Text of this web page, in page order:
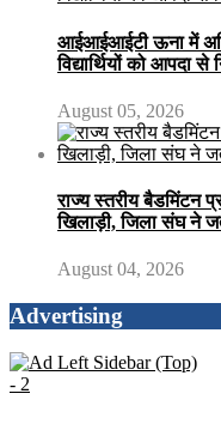
आईआईआईटी ऊना में
विद्यार्थियों को आपदा से
August 05, 2026
राज्य स्तरीय बैडमिंटन
खिलाड़ी, जिला संघ ने
August 04, 2026
Advertising